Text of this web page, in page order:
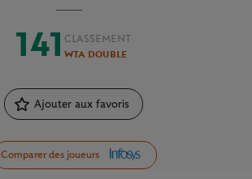
141 CLASSEMENT
WTA double
Ajouter aux favoris
Comparer des joueurs